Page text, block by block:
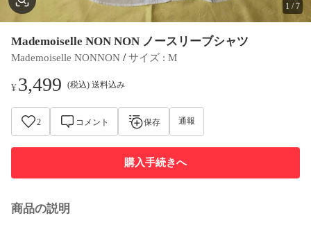
1 /7
Mademoiselle NON NON ノースリーブシャツ
Mademoiselle NONNON / サイズ : M
¥3,499 (税込) 送料込み
2 コメント 保存 通報
購入手続きへ
商品の説明